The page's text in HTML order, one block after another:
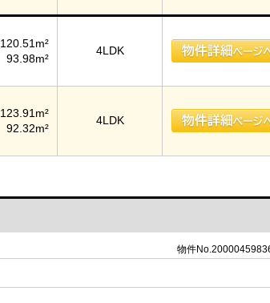
120.51m²
93.98m²
4LDK
123.91m²
92.32m²
4LDK
物件